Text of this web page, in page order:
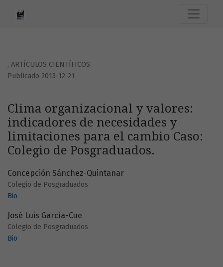
, ARTÍCULOS CIENTÍFICOS
Clima organizacional y valores:
indicadores de necesidades y
limitaciones para el cambio Caso:
Colegio de Posgraduados.
Publicado 2013-12-21
Concepción Sánchez-Quintanar
Colegio de Posgraduados
Bio
José Luis García-Cue
Colegio de Posgraduados
Bio